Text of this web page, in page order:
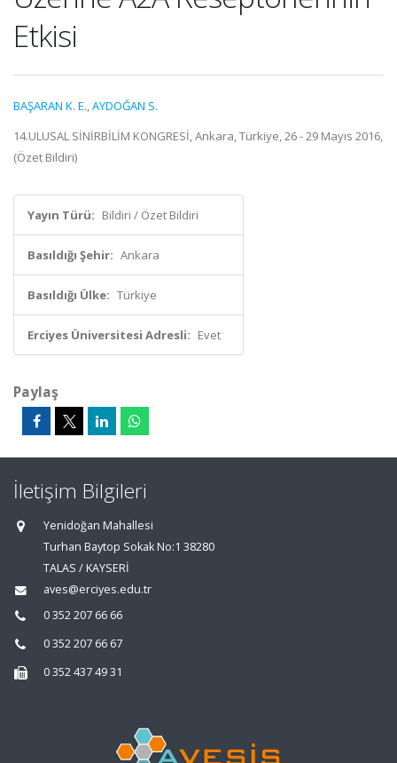
Etkisi
BAŞARAN K. E.,AYDOĞAN S.
14.ULUSAL SİNİRBİLİM KONGRESİ, Ankara, Türkiye, 26 - 29 Mayıs 2016,
(Özet Bildiri)
Yayın Türü: Bildiri / Özet Bildiri
Basıldığı Şehir: Ankara
Basıldığı Ülke: Türkiye
Erciyes Üniversitesi Adresli: Evet
Paylaş
İletişim Bilgileri
Yenidoğan Mahallesi
Turhan Baytop Sokak No:1 38280
TALAS / KAYSERİ
aves@erciyes.edu.tr
0 352 207 66 66
0 352 207 66 67
0 352 437 49 31